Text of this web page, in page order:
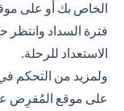
الخاص بك أو على
فترة السداد وانتظر
الاستعداد للرحلة.
ولمزيد من التحكم
على موقع المُقرِض